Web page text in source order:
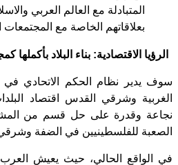
المتبادلة مع العالم العربي
بعلاقاتهم الخاصة مع المجتمعات
الرؤيا الاقتصادية: بناء البلاد
سوف يدير نظام الحكم الاتحادي
الغربية وشرقي القدس اقتصاد
نجاعة وقدرة على حل قسم من
الصعبة للفلسطينيين في الضفة
في الواقع الحالي، حيث يعيش